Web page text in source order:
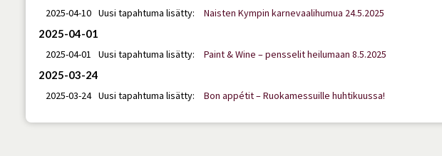
2025-04-10 Uusi tapahtuma lisätty:
Naisten Kympin karnevaalihumua 24.5.2025
2025-04-01
2025-04-01
Uusi tapahtuma lisätty:
Paint & Wine – pensselit heilumaan 8.5.2025
2025-03-24
2025-03-24 Uusi tapahtuma lisätty: Bon appétit – Ruokamessuille huhtikuussa!